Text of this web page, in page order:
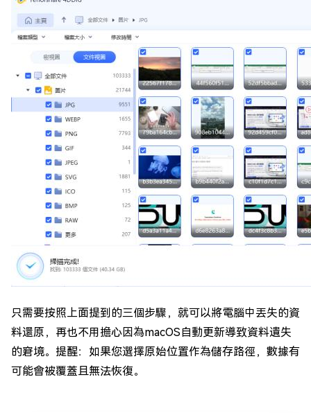
只需要按照上面提到的三個步驟，就可以將電腦中丟失的資
料還原，再也不用擔心因為macOS自動更新導致資料遺失
的窘境。提醒：如果您選擇原始位置作為儲存路徑，數據有
可能會被覆蓋且無法恢復。